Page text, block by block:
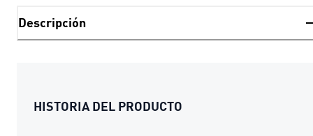
Descripción
HISTORIA DEL PRODUCTO